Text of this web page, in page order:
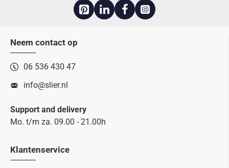
Neem contact op
06 536 430 47
info@slier.nl
Support and delivery
Mo. t/m za. 09.00 - 21.00h
Klantenservice